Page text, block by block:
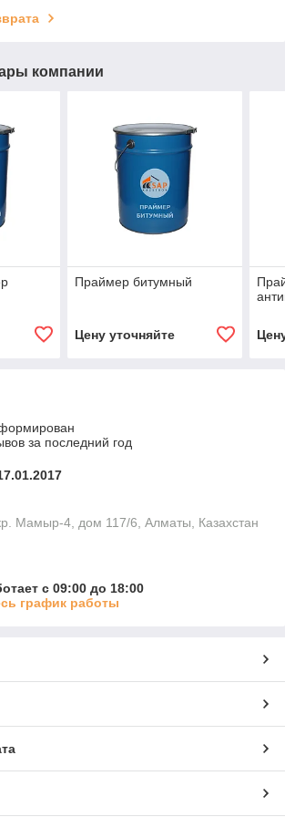
компании
Праймер битумный
Цену уточняйте
за последний год
Мамыр-4, дом 117/6, Алматы, Казахстан
с 09:00 до 18:00
график работы